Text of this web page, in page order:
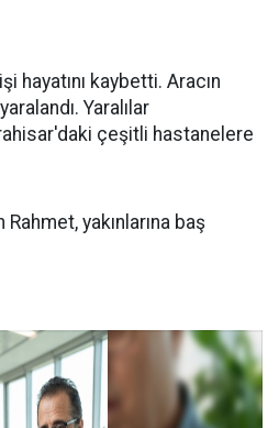
hayatını kaybetti. Aracın
Yaralılar
çeşitli hastanelere
yakınlarına baş